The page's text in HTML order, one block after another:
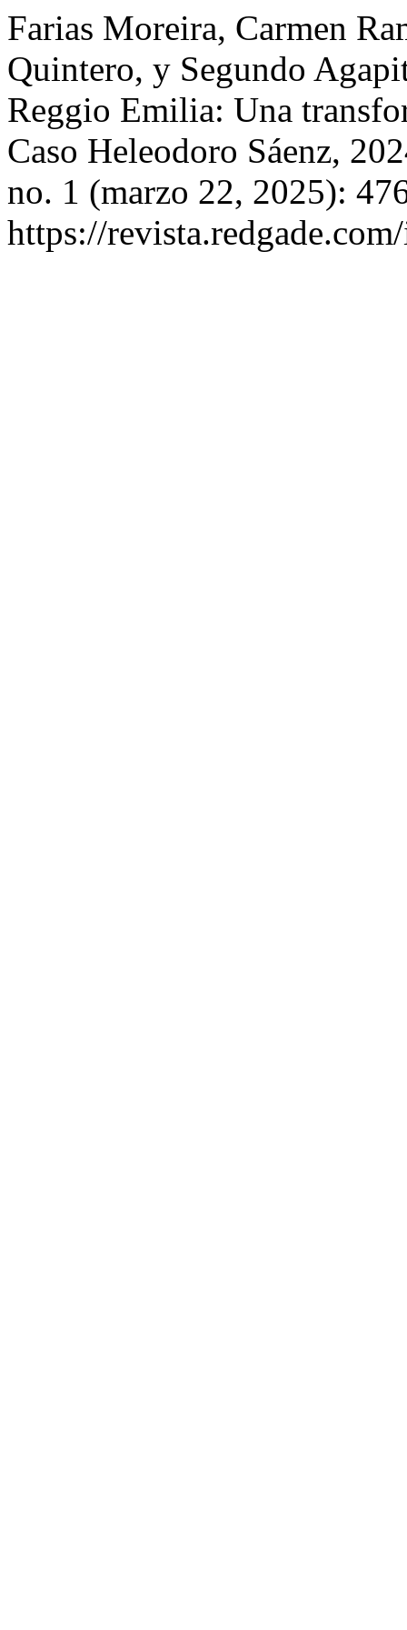
Farias Moreira, Carmen
Quintero, y Segundo
Reggio Emilia: Una
Caso Heleodoro Sáenz,
no. 1 (marzo 22, 2025):
https://